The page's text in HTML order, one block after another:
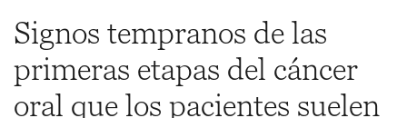
Signos tempranos de las
primeras etapas del cáncer
oral que los pacientes suelen